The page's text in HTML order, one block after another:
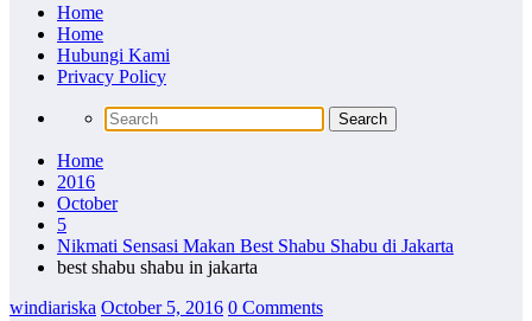
Home
Home
Hubungi Kami
Privacy Policy
Home
2016
October
5
Nikmati Sensasi Makan Best Shabu Shabu di Jakarta
best shabu shabu in jakarta
windiariska October 5, 2016 0 Comments